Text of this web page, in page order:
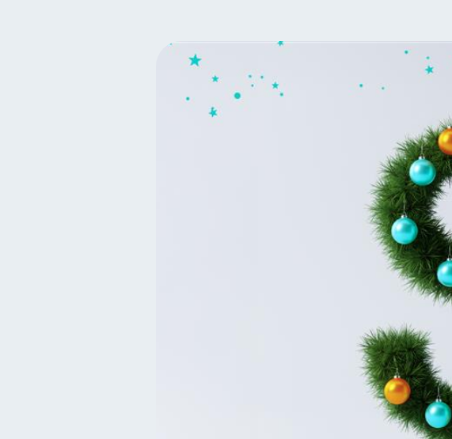
Organización Financiera Deudas
Tarjeta de crédito Historial crediticio
Superintendencia de Bancos
Finanzas Personales 1
inversiones 1